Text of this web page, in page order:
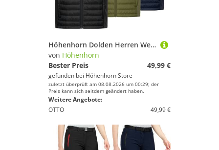
Höhenhorn Dolden Herren Weste Hybridjacke Steppjacke Sportjacke XXL Schwarz
von Höhenhorn
Bester Preis
49,99 €
gefunden bei Höhenhorn Store
zuletzt überprüft am 08.08.2026 um 00:29; der
Preis kann sich seitdem geändert haben.
Weitere Angebote:
OTTO
49,99 €